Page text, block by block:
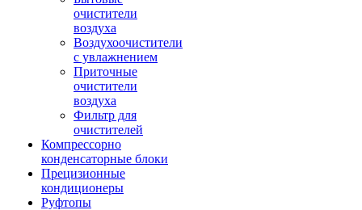
очистители
воздуха
Воздухоочистители
с увлажнением
Приточные
очистители
воздуха
Фильтр для
очистителей
Компрессорно
конденсаторные блоки
Прецизионные
кондиционеры
Руфтопы